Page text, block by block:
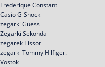
Frederique Constant
Casio G-Shock
zegarki Guess
Zegarki Sekonda
zegarek Tissot
zegarki Tommy Hilfiger.
Vostok